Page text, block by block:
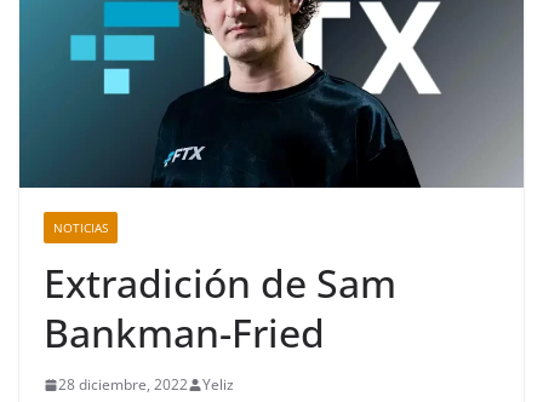
NOTICIAS
Extradición de Sam
Bankman-Fried
28 diciembre, 2022 Yeliz